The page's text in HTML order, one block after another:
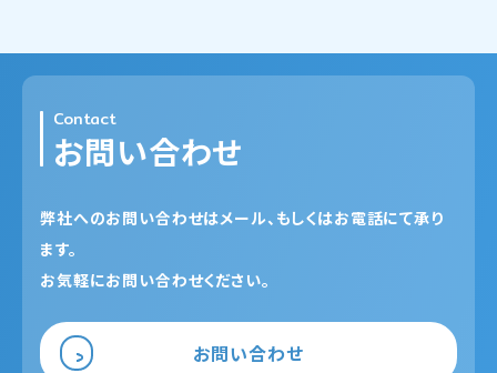
Contact
お問い合わせ
弊社へのお問い合わせはメール、もしくはお電話にて承り
ます。
お気軽にお問い合わせください。
お問い合わせ